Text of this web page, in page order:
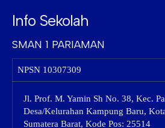
Info Sekolah
SMAN 1 PARIAMAN
NPSN 10307309
Jl. Prof. M. Yamin Sh No. 38, Kec.
Desa/Kelurahan Kampung Baru,
Sumatera Barat, Kode Pos: 25514